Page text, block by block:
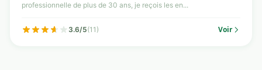
professionnelle de plus de 30 ans, je reçois les en...
3.6/5(11) Voir